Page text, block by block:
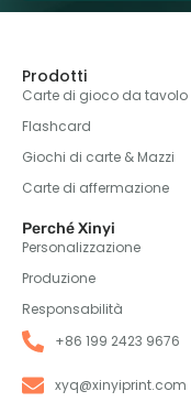
Prodotti
Carte di gioco da tavolo
Flashcard
Giochi di carte & Mazzi
Carte di affermazione
Perché Xinyi
Personalizzazione
Produzione
Responsabilità
+86 199 2423 9676
xyq@xinyiprint.com